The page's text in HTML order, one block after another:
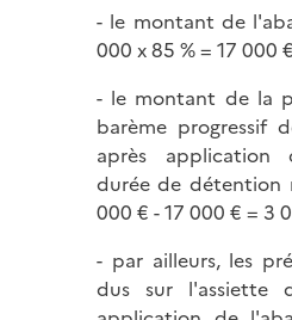
- le montant de
000 x 85 % = 17 000
- le montant de la
barème progressif
après
durée de détention
000 € - 17 000 € = 3
- par ailleurs, les
dus sur l'assiette